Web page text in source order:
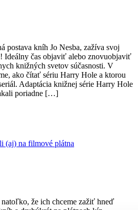
postava kníh Jo Nesba, zažíva svoj
Ideálny čas objaviť alebo znovuobjaviť
knižných svetov súčasnosti. V
ako čítať sériu Harry Hole a ktorou
Adaptácia knižnej série Harry Hole
poriadne […]
(aj) na filmové plátna
že ich chceme zažiť hneď